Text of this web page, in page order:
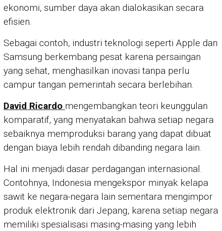
ekonomi, sumber daya akan dialokasikan secara
efisien.
Sebagai contoh, industri teknologi seperti Apple dan
Samsung berkembang pesat karena persaingan
yang sehat, menghasilkan inovasi tanpa perlu
campur tangan pemerintah secara berlebihan.
David Ricardo mengembangkan teori keunggulan
komparatif, yang menyatakan bahwa setiap negara
sebaiknya memproduksi barang yang dapat dibuat
dengan biaya lebih rendah dibanding negara lain.
Hal ini menjadi dasar perdagangan internasional.
Contohnya, Indonesia mengekspor minyak kelapa
sawit ke negara-negara lain sementara mengimpor
produk elektronik dari Jepang, karena setiap negara
memiliki spesialisasi masing-masing yang lebih